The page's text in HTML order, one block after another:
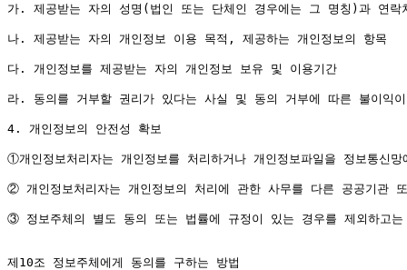
가. 제공받는 자의 성명(법인 또는 단체인 경우에는 그 명칭)과 연락
나. 제공받는 자의 개인정보 이용 목적, 제공하는 개인정보의 항목
다. 개인정보를 제공받는 자의 개인정보 보유 및 이용기간
라. 동의를 거부할 권리가 있다는 사실 및 동의 거부에 따른 불이익
4. 개인정보의 안전성 확보
①개인정보처리자는 개인정보를 처리하거나 개인정보파일을 정보통
② 개인정보처리자는 개인정보의 처리에 관한 사무를 다른 공공기관
③ 정보주체의 별도 동의 또는 법률에 규정이 있는 경우를 제외하고
제10조 정보주체에게 동의를 구하는 방법